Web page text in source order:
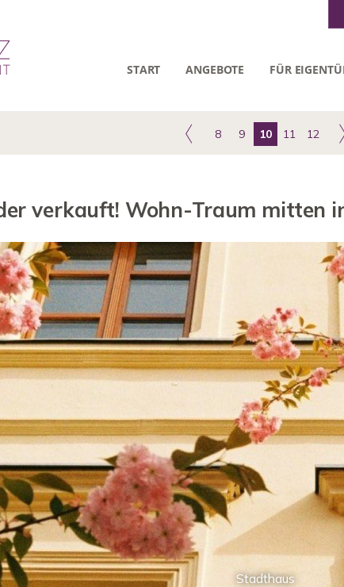
START ANGEBOTE FÜR
8 9 10 11 12
verkauft! Wohn-Traum mitten
Stadthaus